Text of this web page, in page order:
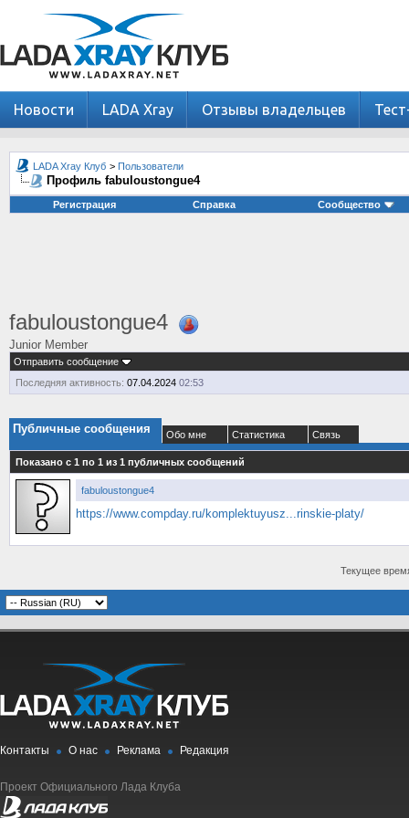
Новости LADA Xray Отзывы владельцев
LADA Xray Клуб > Пользователи
Профиль fabuloustongue4
Регистрация Справка Сообщество
fabuloustongue4
Junior Member
Отправить сообщение
Последняя активность: 07.04.2024 02:53
Публичные сообщения Обо мне Статистика Связь
Показано с 1 по 1 из 1 публичных сообщений
fabuloustongue4
https://www.compday.ru/komplektuyusz...rinskie-platy/
Текущее
Контакты О нас Реклама Редакция
Проект Официального Лада Клуба